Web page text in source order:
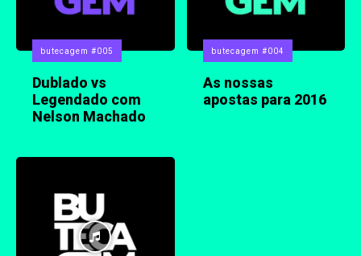
butecagem #005
Dublado vs
Legendado com
Nelson Machado
butecagem #004
As nossas
apostas para 2016